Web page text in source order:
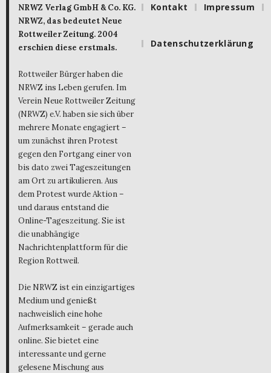
NRWZ Verlag GmbH & Co. KG.
NRWZ, das bedeutet Neue
Rottweiler Zeitung. 2004
erschien diese erstmals.
Rottweiler Bürger haben die
NRWZ ins Leben gerufen. Im
Verein Neue Rottweiler Zeitung
(NRWZ) e.V. haben sie sich über
mehrere Monate engagiert –
um zunächst ihren Protest
gegen den Fortgang einer von
bis dato zwei Tageszeitungen
am Ort zu artikulieren. Aus
dem Protest wurde Aktion –
und daraus entstand die
Online-Tageszeitung. Sie ist
die unabhängige
Nachrichtenplattform für die
Region Rottweil.
Die NRWZ ist ein einzigartiges
Medium und genießt
nachweislich eine hohe
Aufmerksamkeit – gerade auch
online. Sie bietet eine
interessante und gerne
gelesene Mischung aus
Kontakt Impressum
Datenschutzerklärung